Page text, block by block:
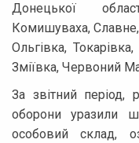
Донецької
Комишуваха, Славне,
Ольгівка,
Зміївка, Червоний
За звітний період,
оборони уразили
особовий склад,